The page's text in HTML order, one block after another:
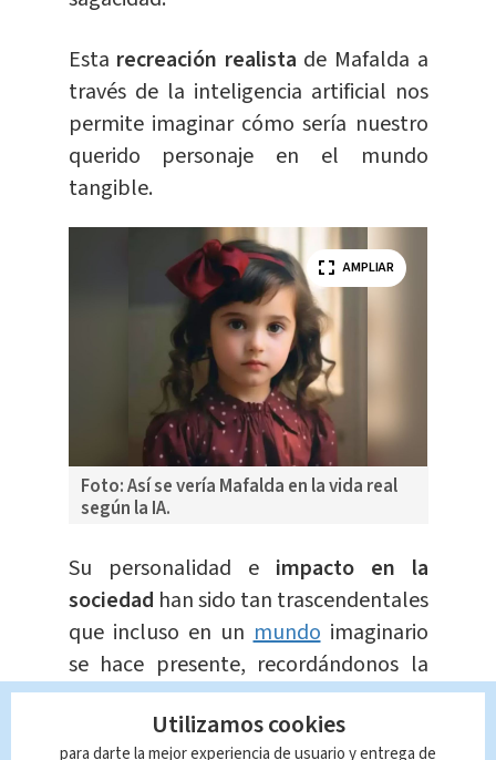
Esta recreación realista de Mafalda a
través de la inteligencia artificial nos
permite imaginar cómo sería nuestro
querido personaje en el mundo
tangible.
Foto: Así se vería Mafalda en la vida real
según la IA.
AMPLIAR
Su personalidad e impacto en la
sociedad han sido tan trascendentales
que incluso en unmundoimaginario
se hace presente, recordándonos la
importancia de sus mensajes y valores.
Utilizamos cookies
para darte la mejor experiencia de usuario y entrega de